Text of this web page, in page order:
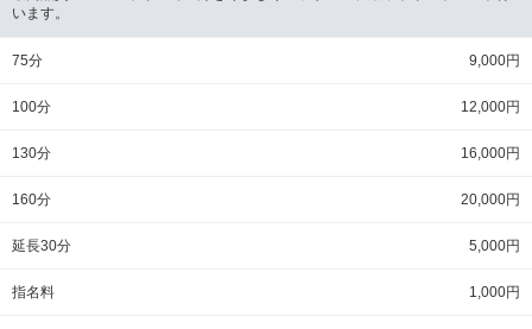
います。
75分 9,000円
100分 12,000円
130分 16,000円
160分 20,000円
延長30分 5,000円
指名料 1,000円